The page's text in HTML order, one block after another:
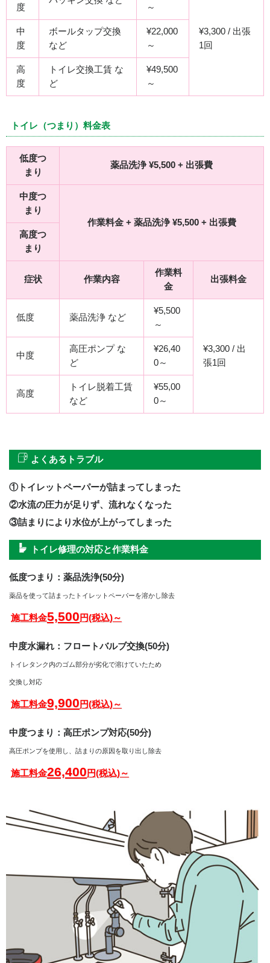
度 ～
¥3,300 / 出張
1回
中
度
ボールタップ交換
など
¥22,000
～
高
度
トイレ交換工賃 な
ど
¥49,500
～
トイレ（つまり）料金表
低度つ
まり
薬品洗浄 ¥5,500 + 出張費
中度つ
まり
作業料金 + 薬品洗浄 ¥5,500 + 出張費
高度つ
まり
症状 作業内容
作業料
金
出張料金
低度 薬品洗浄 など
¥5,500
～
¥3,300 / 出
張1回
中度
高圧ポンプ な
ど
¥26,40
0～
高度
トイレ脱着工賃
など
¥55,00
0～
よくあるトラブル
①トイレットペーパーが詰まってしまった
②水流の圧力が足りず、流れなくなった
③詰まりにより水位が上がってしまった
トイレ修理の対応と作業料金
低度つまり：薬品洗浄(50分)
薬品を使って詰まったトイレットペーパーを溶かし除去
施工料金5,500円(税込)～
中度水漏れ：フロートバルブ交換(50分)
トイレタンク内のゴム部分が劣化で溶けていたため
交換し対応
施工料金9,900円(税込)～
中度つまり：高圧ポンプ対応(50分)
高圧ポンプを使用し、詰まりの原因を取り出し除去
施工料金26,400円(税込)～